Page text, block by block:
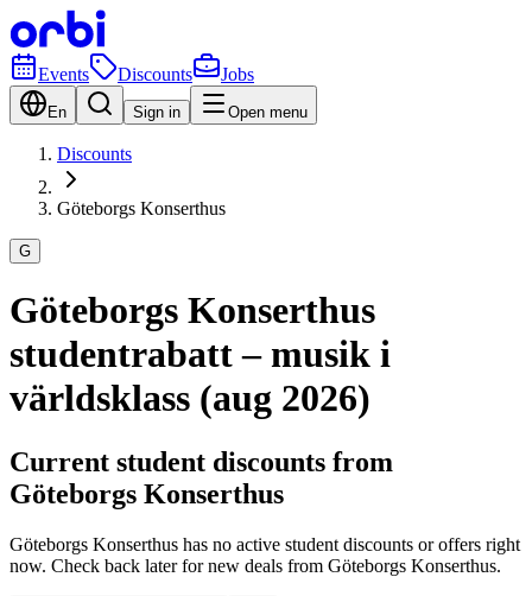
Events Discounts Jobs
En Sign in Open menu
Discounts
Göteborgs Konserthus
G
Göteborgs Konserthus
studentrabatt – musik i
världsklass (aug 2026)
Current student discounts from
Göteborgs Konserthus
Göteborgs Konserthus has no active student discounts or offers right
now. Check back later for new deals from Göteborgs Konserthus.